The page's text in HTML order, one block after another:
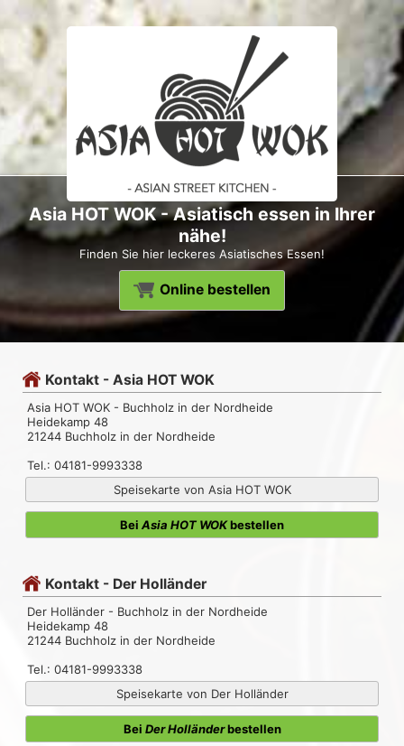
Asia HOT WOK - Asiatisch essen in Ihrer
nähe!
Finden Sie hier leckeres Asiatisches Essen!
Online bestellen
Kontakt - Asia HOT WOK
Asia HOT WOK - Buchholz in der Nordheide
Heidekamp 48
21244 Buchholz in der Nordheide
Tel.: 04181-9993338
Speisekarte von Asia HOT WOK
Bei Asia HOT WOKbestellen
Kontakt - Der Holländer
Der Holländer - Buchholz in der Nordheide
Heidekamp 48
21244 Buchholz in der Nordheide
Tel.: 04181-9993338
Speisekarte von Der Holländer
Bei Der Holländerbestellen